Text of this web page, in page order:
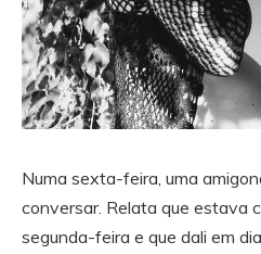
Numa sexta-feira, uma
conversar. Relata que estava
segunda-feira e que dali em